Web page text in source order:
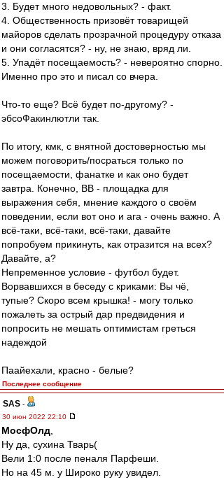
3. Будет много недовольных? - факт.
4. Общественность призовёт товарищей
майоров сделать прозрачной процедуру отказа
и они согласятся? - ну, не знаю, вряд ли.
5. Упадёт посещаемость? - невероятно спорно.
Именно про это и писал со вчера.
Что-то еще? Всё будет по-другому? -
эбсоФакинлютли так.
По итогу, кмк, с внятной достоверностью мы
можем поговорить/посраться только по
посещаемости, фанатке и как оно будет
завтра. Конечно, ВВ - площадка для
выражения себя, мнение каждого о своём
поведении, если вот оно и ага - очень важно. А
всё-таки, всё-таки, всё-таки, давайте
попробуем прикинуть, как отразится на всех?
Давайте, а?
Непременное условие - футбол будет.
Ворвавшихся в беседу с криками: Вы чё,
тупые? Скоро всем крышка! - могу только
пожалеть за острый дар предвидения и
попросить не мешать оптимистам греться
надеждой
Паайехали, красно - белые?
Последнее сообщение
SAS -
30 июн 2022 22:10
МосфОлд
Ну да, сухина Тварь(
Вели 1:0 после пеналя Парфеши.
Но на 45 м. у Широко руку увидел.